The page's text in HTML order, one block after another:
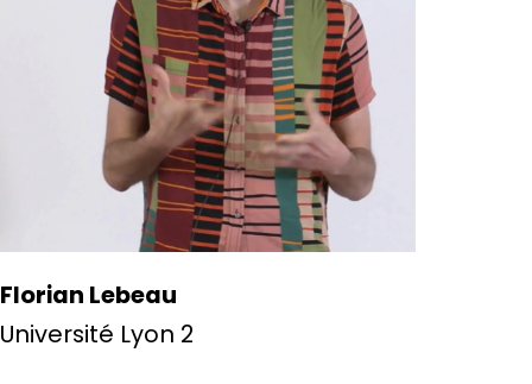
Florian Lebeau
Université Lyon 2